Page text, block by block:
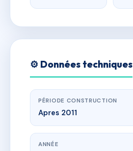
⚙️ Données techniques
PÉRIODE CONSTRUCTION
Apres 2011
ANNÉE